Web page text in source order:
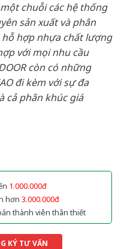
chuỗi các hệ thống
sản xuất và phân
hợp nhựa chất lượng
với mọi nhu cầu
còn có những
đi kèm với sự đa
cả phân khúc giá
1.000.000đ
hơn 3.000.000đ
thành viên thân thiết
KÝ TƯ VẤN